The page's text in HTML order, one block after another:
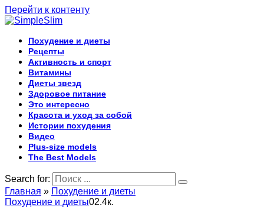
Перейти к контенту
Похудение и диеты
Рецепты
Активность и спорт
Витамины
Диеты звезд
Здоровое питание
Это интересно
Красота и уход за собой
Истории похудения
Видео
Plus-size models
The Best Models
Search for:
Главная » Похудение и диеты
Похудение и диеты02.4к.